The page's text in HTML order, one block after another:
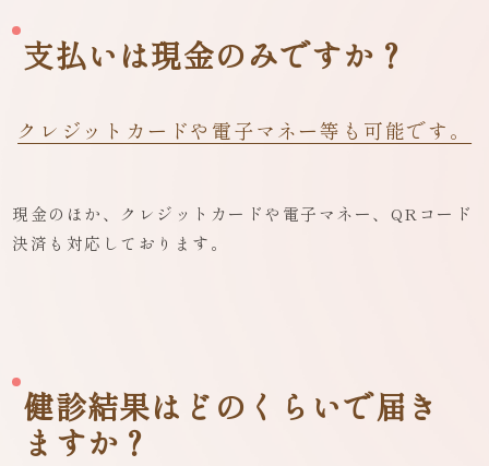
支払いは現金のみですか？
クレジットカードや電子マネー等も可能です。
現金のほか、クレジットカードや電子マネー、QRコード
決済も対応しております。
健診結果はどのくらいで届き
ますか？